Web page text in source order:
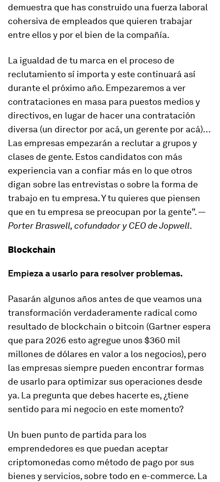
demuestra que has construido una fuerza laboral
cohersiva de empleados que quieren trabajar
entre ellos y por el bien de la compañía.
La igualdad de tu marca en el proceso de
reclutamiento sí importa y este continuará así
durante el próximo año. Empezaremos a ver
contrataciones en masa para puestos medios y
directivos, en lugar de hacer una contratación
diversa (un director por acá, un gerente por acá)…
Las empresas empezarán a reclutar a grupos y
clases de gente. Estos candidatos con más
experiencia van a confiar más en lo que otros
digan sobre las entrevistas o sobre la forma de
trabajo en tu empresa. Y tu quieres que piensen
que en tu empresa se preocupan por la gente”. —
Porter Braswell, cofundador y CEO de Jopwell.
Blockchain
Empieza a usarlo para resolver problemas.
Pasarán algunos años antes de que veamos una
transformación verdaderamente radical como
resultado de blockchain o bitcoin (Gartner espera
que para 2026 esto agregue unos $360 mil
millones de dólares en valor a los negocios), pero
las empresas siempre pueden encontrar formas
de usarlo para optimizar sus operaciones desde
ya. La pregunta que debes hacerte es, ¿tiene
sentido para mi negocio en este momento?
Un buen punto de partida para los
emprendedores es que puedan aceptar
criptomonedas como método de pago por sus
bienes y servicios, sobre todo en e-commerce. La